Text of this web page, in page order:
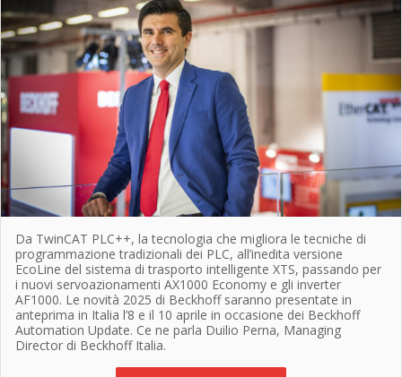
Da TwinCAT PLC++, la tecnologia che migliora le tecniche di
programmazione tradizionali dei PLC, all’inedita versione
EcoLine del sistema di trasporto intelligente XTS, passando per
i nuovi servoazionamenti AX1000 Economy e gli inverter
AF1000. Le novità 2025 di Beckhoff saranno presentate in
anteprima in Italia l’8 e il 10 aprile in occasione dei Beckhoff
Automation Update. Ce ne parla Duilio Perna, Managing
Director di Beckhoff Italia.